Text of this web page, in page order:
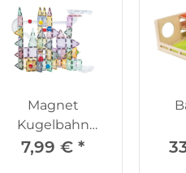
Magnet
Kugelbahn
Ersatzkugeln 6er
7,99 € *